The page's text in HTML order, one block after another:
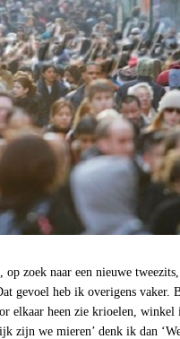
zoek naar een nieuwe
gevoel heb ik overigens vaker.
elkaar heen zie krioelen,
zijn we mieren’ denk ik dan